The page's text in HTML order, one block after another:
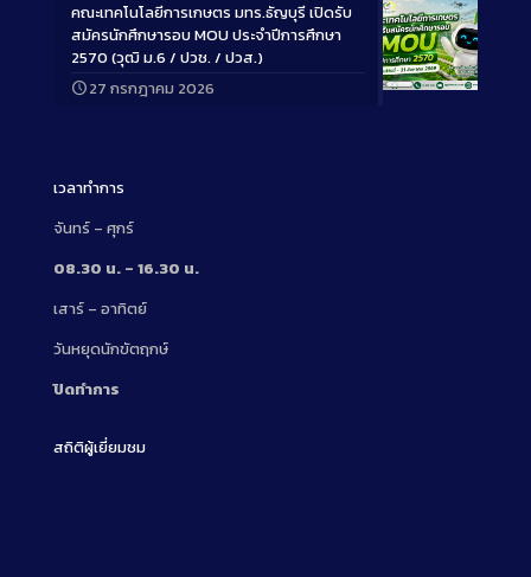
Long
คณะเทคโนโลยีการเกษตร มทร.ธัญบุรี เปิดรับ
สมัครนักศึกษารอบ MOU ประจำปีการศึกษา
2570 (วุฒิ ม.6 / ปวช. / ปวส.)
27 กรกฎาคม 2026
เวลาทำการ
จันทร์ – ศุกร์
08.30 น. – 16.30 น.
เสาร์ – อาทิตย์
วันหยุดนักขัตฤกษ์
ปิดทำการ
สถิติผู้เยี่ยมชม